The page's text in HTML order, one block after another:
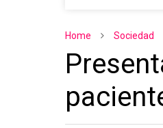
Home Sociedad